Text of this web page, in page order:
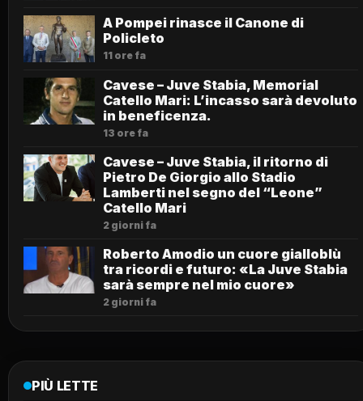
A Pompei rinasce il Canone di
Policleto
11 ore fa
Cavese – Juve Stabia, Memorial
Catello Mari: L’incasso sarà devoluto
in beneficenza.
13 ore fa
Cavese – Juve Stabia, il ritorno di
Pietro De Giorgio allo Stadio
Lamberti nel segno del “Leone”
Catello Mari
2 giorni fa
Roberto Amodio un cuore gialloblù
tra ricordi e futuro: «La Juve Stabia
sarà sempre nel mio cuore»
2 giorni fa
PIÙ LETTE